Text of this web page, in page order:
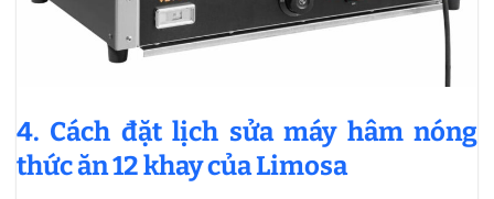
4. Cách đặt lịch sửa máy hâm nóng
thức ăn 12 khay của Limosa